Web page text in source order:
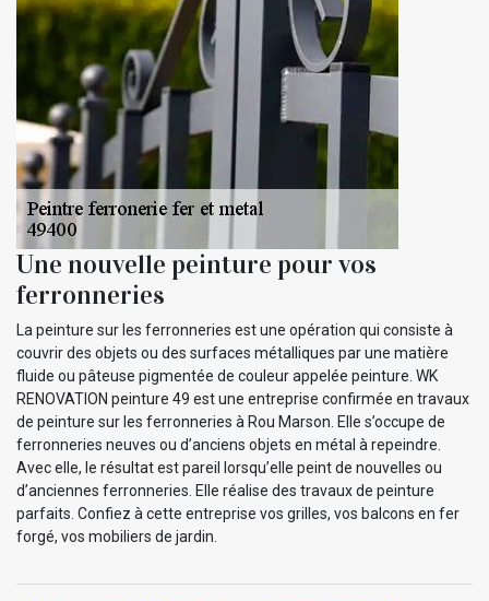
Une nouvelle peinture pour vos
ferronneries
La peinture sur les ferronneries est une opération qui consiste à
couvrir des objets ou des surfaces métalliques par une matière
fluide ou pâteuse pigmentée de couleur appelée peinture. WK
RENOVATION peinture 49 est une entreprise confirmée en travaux
de peinture sur les ferronneries à Rou Marson. Elle s’occupe de
ferronneries neuves ou d’anciens objets en métal à repeindre.
Avec elle, le résultat est pareil lorsqu’elle peint de nouvelles ou
d’anciennes ferronneries. Elle réalise des travaux de peinture
parfaits. Confiez à cette entreprise vos grilles, vos balcons en fer
forgé, vos mobiliers de jardin.